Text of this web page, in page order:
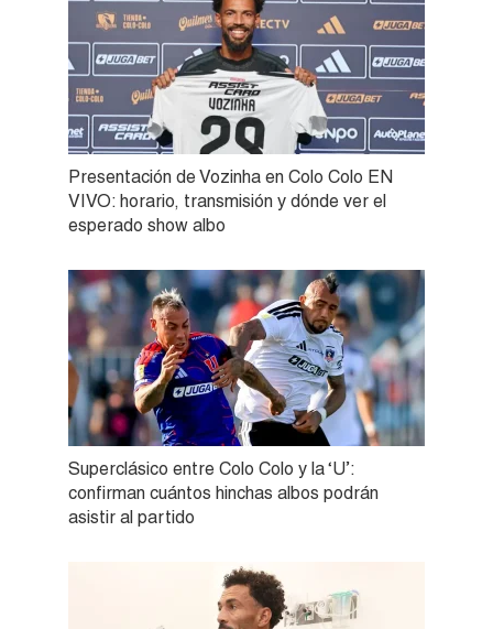
Presentación de Vozinha en Colo Colo EN
VIVO: horario, transmisión y dónde ver el
esperado show albo
Superclásico entre Colo Colo y la ‘U’:
confirman cuántos hinchas albos podrán
asistir al partido